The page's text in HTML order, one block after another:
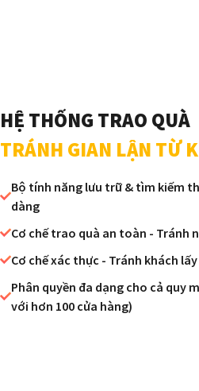
HỆ THỐNG TRAO QUÀ
TRÁNH GIAN LẬN TỪ
Bộ tính năng lưu trữ & tìm kiếm
dàng
Cơ chế trao quà an toàn - Tránh
Cơ chế xác thực - Tránh khách
Phân quyền đa dạng cho cả quy
với hơn 100 cửa hàng)